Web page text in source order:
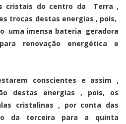
cristais do centro da Terra ,
trocas destas energias , pois,
uma imensa bateria geradora
renovação energética e
conscientes e assim ,
destas energias , pois, os
cristalinas , por conta das
da terceira para a quinta